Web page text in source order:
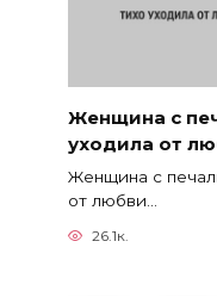
Женщина с
уходила от
Женщина с
от любви…
26.1к.